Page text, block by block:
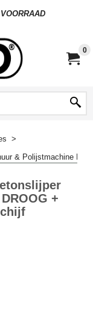
0
>
& Polijstmachine
+